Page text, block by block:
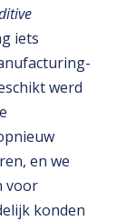
iets
werd
en we
voor
konden